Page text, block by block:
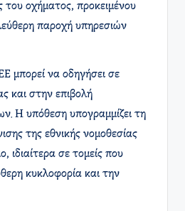
του οχήματος, προκειμένου
παροχή υπηρεσιών
μπορεί να οδηγήσει σε
και στην επιβολή
Η υπόθεση υπογραμμίζει τη
της εθνικής νομοθεσίας
ιδιαίτερα σε τομείς που
κυκλοφορία και την